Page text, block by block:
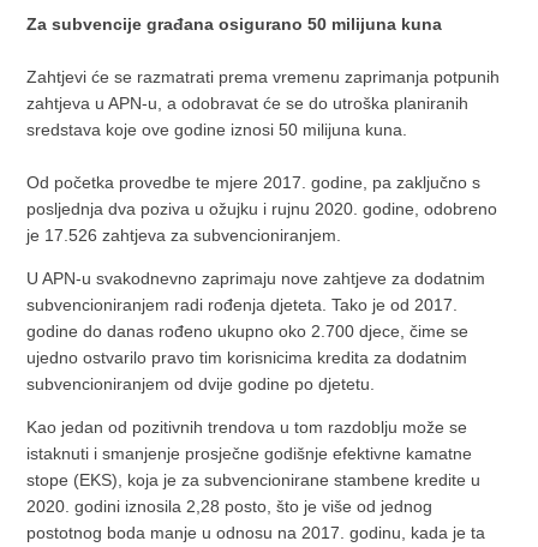
Za subvencije građana osigurano 50 milijuna kuna
Zahtjevi će se razmatrati prema vremenu zaprimanja potpunih
zahtjeva u APN-u, a odobravat će se do utroška planiranih
sredstava koje ove godine iznosi 50 milijuna kuna.
Od početka provedbe te mjere 2017. godine, pa zaključno s
posljednja dva poziva u ožujku i rujnu 2020. godine, odobreno
je 17.526 zahtjeva za subvencioniranjem.
U APN-u svakodnevno zaprimaju nove zahtjeve za dodatnim
subvencioniranjem radi rođenja djeteta. Tako je od 2017.
godine do danas rođeno ukupno oko 2.700 djece, čime se
ujedno ostvarilo pravo tim korisnicima kredita za dodatnim
subvencioniranjem od dvije godine po djetetu.
Kao jedan od pozitivnih trendova u tom razdoblju može se
istaknuti i smanjenje prosječne godišnje efektivne kamatne
stope (EKS), koja je za subvencionirane stambene kredite u
2020. godini iznosila 2,28 posto, što je više od jednog
postotnog boda manje u odnosu na 2017. godinu, kada je ta